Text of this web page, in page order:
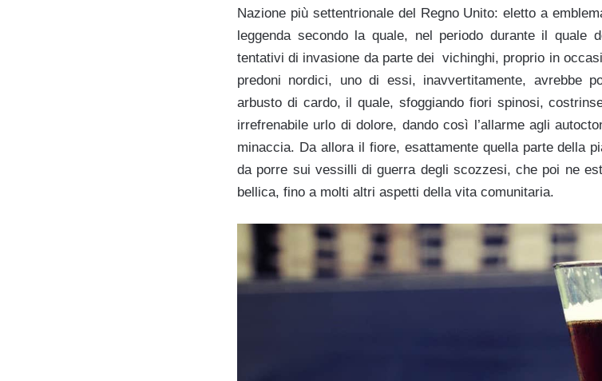
Nazione più settentrionale del Regno Unito: eletto a
leggenda secondo la quale, nel periodo durante il quale
tentativi di invasione da parte dei vichinghi, proprio in
predoni nordici, uno di essi, inavvertitamente, avrebbe
arbusto di cardo, il quale, sfoggiando fiori spinosi,
irrefrenabile urlo di dolore, dando così l’allarme agli
minaccia. Da allora il fiore, esattamente quella parte della
da porre sui vessilli di guerra degli scozzesi, che poi ne
bellica, fino a molti altri aspetti della vita comunitaria.